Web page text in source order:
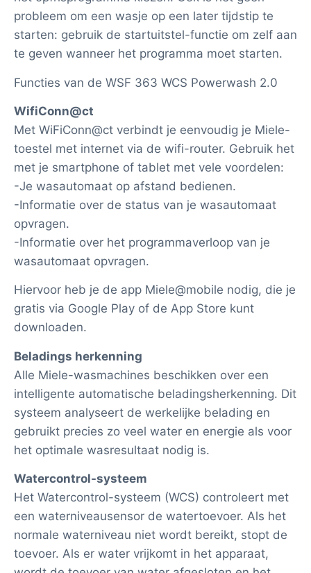
probleem om een wasje op een later tijdstip te
starten: gebruik de startuitstel-functie om zelf aan
te geven wanneer het programma moet starten.
Functies van de WSF 363 WCS Powerwash 2.0
WifiConn@ct
Met WiFiConn@ct verbindt je eenvoudig je Miele-
toestel met internet via de wifi-router. Gebruik het
met je smartphone of tablet met vele voordelen:
-Je wasautomaat op afstand bedienen.
-Informatie over de status van je wasautomaat
opvragen.
-Informatie over het programmaverloop van je
wasautomaat opvragen.
Hiervoor heb je de app Miele@mobile nodig, die je
gratis via Google Play of de App Store kunt
downloaden.
Beladings herkenning
Alle Miele-wasmachines beschikken over een
intelligente automatische beladingsherkenning. Dit
systeem analyseert de werkelijke belading en
gebruikt precies zo veel water en energie als voor
het optimale wasresultaat nodig is.
Watercontrol-systeem
Het Watercontrol-systeem (WCS) controleert met
een waterniveausensor de watertoevoer. Als het
normale waterniveau niet wordt bereikt, stopt de
toevoer. Als er water vrijkomt in het apparaat,